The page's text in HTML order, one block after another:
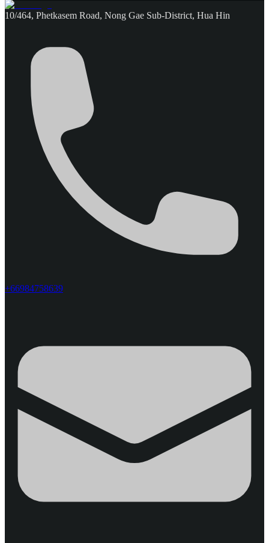
10/464, Phetkasem Road, Nong Gae Sub-District, Hua Hin
+66984758639